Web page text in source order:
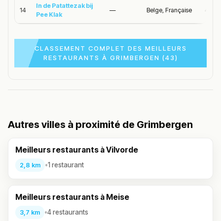
14
In de Patattezak bij
Pee Klak
— Belge, Française 4.5/5
CLASSEMENT COMPLET DES MEILLEURS
RESTAURANTS À GRIMBERGEN (43)
Autres villes à proximité de Grimbergen
Meilleurs restaurants à Vilvorde
2,8 km •1 restaurant
Meilleurs restaurants à Meise
3,7 km •4 restaurants